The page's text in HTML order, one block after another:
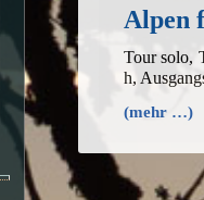
Alpen
Tour solo,
h,
(mehr …)